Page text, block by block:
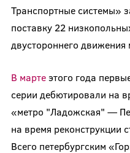
Транспортные системы»
поставку 22
двустороннего
В мартеэтого года
серии дебютировали на
«метро "Ладожская" —
на время реконструкции
Всего петербургским